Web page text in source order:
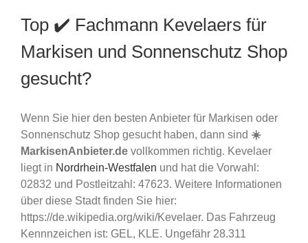
Top ✔️ Fachmann Kevelaers für
Markisen und Sonnenschutz Shop
gesucht?
Wenn Sie hier den besten Anbieter für Markisen oder
Sonnenschutz Shop gesucht haben, dann sind ☀️
MarkisenAnbieter.de vollkommen richtig. Kevelaer
liegt in Nordrhein-Westfalen und hat die Vorwahl:
02832 und Postleitzahl: 47623. Weitere Informationen
über diese Stadt finden Sie hier:
https://de.wikipedia.org/wiki/Kevelaer. Das Fahrzeug
Kennnzeichen ist: GEL, KLE. Ungefähr 28.311